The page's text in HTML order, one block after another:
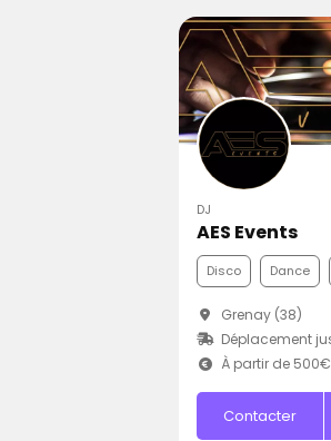
DJ
AES Events
Disco Dance
Grenay (38)
Déplacement
À partir de 500€
Contacter